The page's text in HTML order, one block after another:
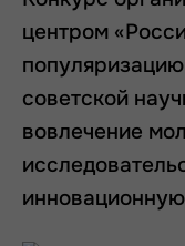
центром
советской
вовлечение